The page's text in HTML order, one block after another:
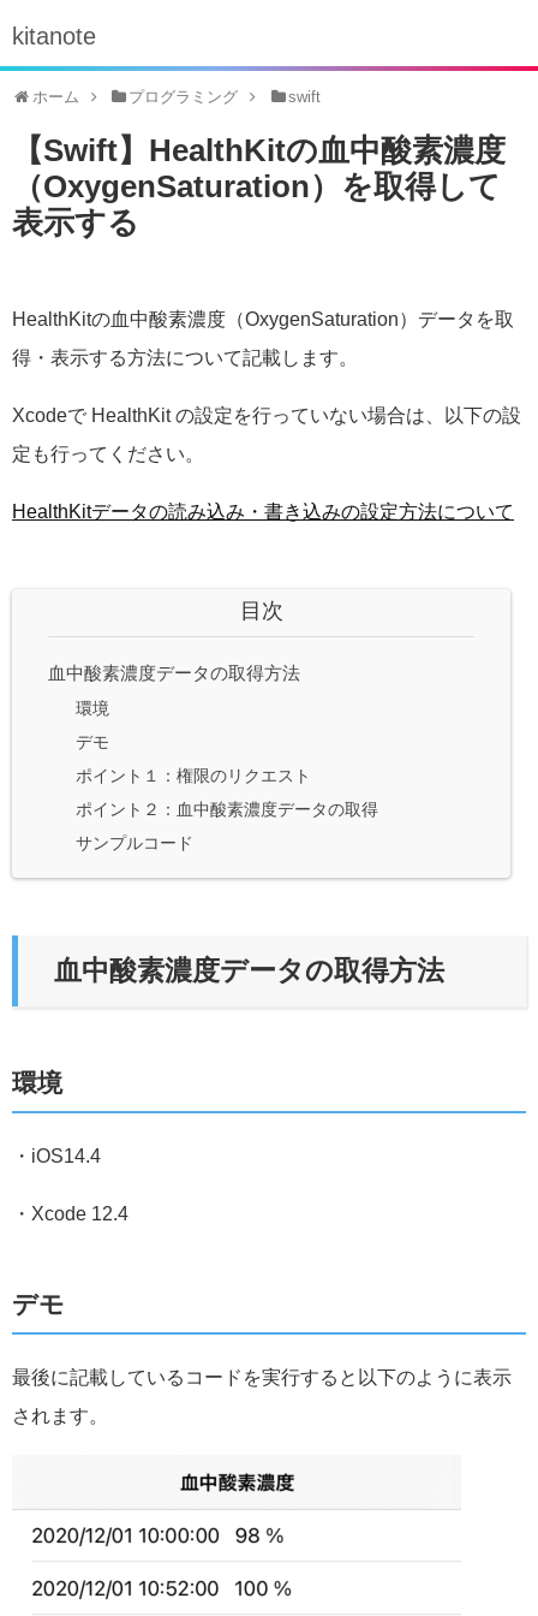
kitanote
ホーム プログラミング swift
【Swift】HealthKitの血中酸素濃度
（OxygenSaturation）を取得して
表示する
HealthKitの血中酸素濃度（OxygenSaturation）データを取
得・表示する方法について記載します。
Xcodeで HealthKit の設定を行っていない場合は、以下の設
定も行ってください。
HealthKitデータの読み込み・書き込みの設定方法について
目次
血中酸素濃度データの取得方法
環境
デモ
ポイント１：権限のリクエスト
ポイント２：血中酸素濃度データの取得
サンプルコード
血中酸素濃度データの取得方法
環境
・iOS14.4
・Xcode 12.4
デモ
最後に記載しているコードを実行すると以下のように表示
されます。